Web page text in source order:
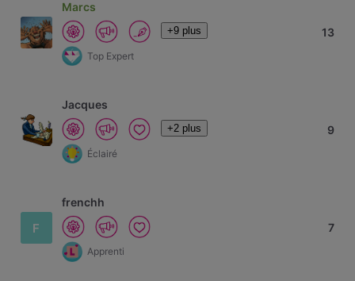
Marcs
+9 plus
Top Expert
13
Jacques
+2 plus
Éclairé
9
F
frenchh
Apprenti
7